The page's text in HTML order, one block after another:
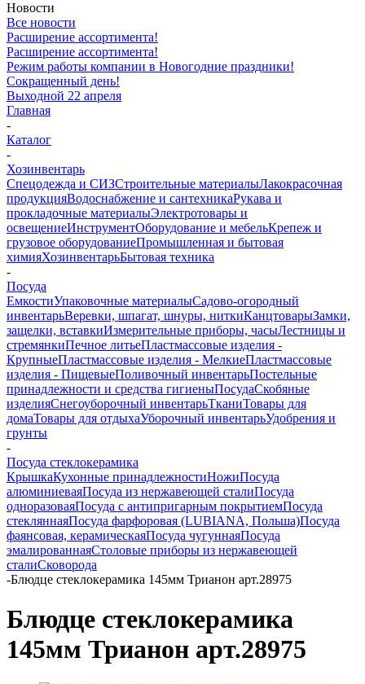
Новости
Все новости
Расширение ассортимента!
Расширение ассортимента!
Режим работы компании в Новогодние праздники!
Сокращенный день!
Выходной 22 апреля
Главная
-
Каталог
-
Хозинвентарь
Спецодежда и СИЗСтроительные материалыЛакокрасочная
продукцияВодоснабжение и сантехникаРукава и
прокладочные материалыЭлектротовары и
освещениеИнструментОборудование и мебельКрепеж и
грузовое оборудованиеПромышленная и бытовая
химияХозинвентарьБытовая техника
-
Посуда
ЕмкостиУпаковочные материалыСадово-огородный
инвентарьВеревки, шпагат, шнуры, ниткиКанцтоварыЗамки,
защелки, вставкиИзмерительные приборы, часыЛестницы и
стремянкиПечное литьеПластмассовые изделия -
КрупныеПластмассовые изделия - МелкиеПластмассовые
изделия - ПищевыеПоливочный инвентарьПостельные
принадлежности и средства гигиеныПосудаСкобяные
изделияСнегоуборочный инвентарьТканиТовары для
домаТовары для отдыхаУборочный инвентарьУдобрения и
грунты
-
Посуда стеклокерамика
КрышкаКухонные принадлежностиНожиПосуда
алюминиеваяПосуда из нержавеющей сталиПосуда
одноразоваяПосуда с антипригарным покрытиемПосуда
стекляннаяПосуда фарфоровая (LUBIANA, Польша)Посуда
фаянсовая, керамическаяПосуда чугуннаяПосуда
эмалированнаяСтоловые приборы из нержавеющей
сталиСковорода
-Блюдце стеклокерамика 145мм Трианон арт.28975
Блюдце стеклокерамика
145мм Трианон арт.28975